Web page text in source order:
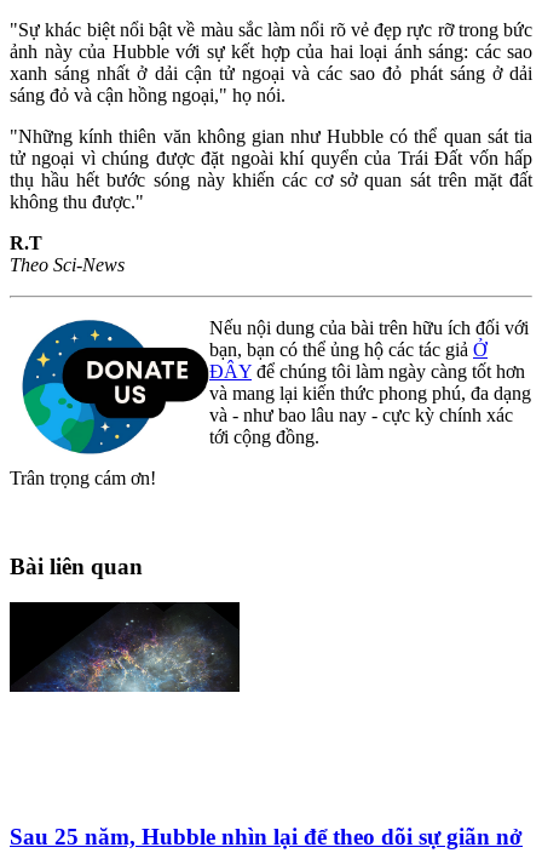
"Sự khác biệt nổi bật về màu sắc làm nổi rõ vẻ đẹp rực rỡ trong bức
ảnh này của Hubble với sự kết hợp của hai loại ánh sáng: các sao
xanh sáng nhất ở dải cận tử ngoại và các sao đỏ phát sáng ở dải
sáng đỏ và cận hồng ngoại," họ nói.
"Những kính thiên văn không gian như Hubble có thể quan sát tia
tử ngoại vì chúng được đặt ngoài khí quyển của Trái Đất vốn hấp
thụ hầu hết bước sóng này khiến các cơ sở quan sát trên mặt đất
không thu được."
R.T
Theo Sci-News
Nếu nội dung của bài trên hữu ích đối với
bạn, bạn có thể ủng hộ các tác giả Ở
ĐÂY để chúng tôi làm ngày càng tốt hơn
và mang lại kiến thức phong phú, đa dạng
và - như bao lâu nay - cực kỳ chính xác
tới cộng đồng.
Trân trọng cám ơn!
Bài liên quan
Sau 25 năm, Hubble nhìn lại để theo dõi sự giãn nở